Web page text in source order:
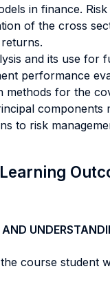
in finance.
of the cross
and its use for
performance
methods for the
components
to risk
course student